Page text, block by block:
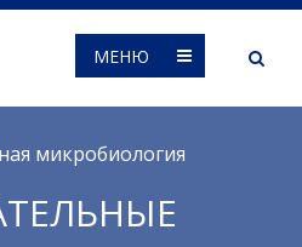
МЕНЮ
микробиология